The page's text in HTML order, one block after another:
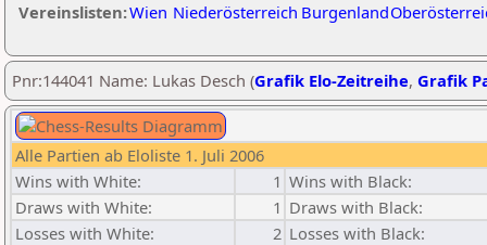
Vereinslisten:Wien Niederösterreich Burgenland
Pnr:144041 Name: Lukas Desch (Grafik Elo-Zeitreihe, Grafik
Alle Partien ab Eloliste 1. Juli 2006
Wins with White:
1 Wins with Black:
Draws with White:
1 Draws with Black:
Losses with White:
2 Losses with Black: